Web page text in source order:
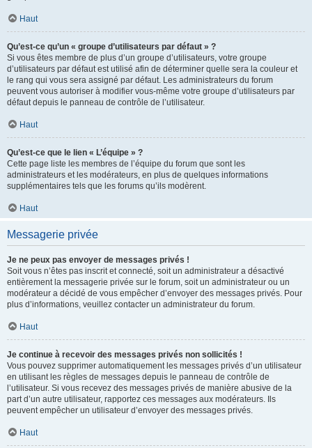
Haut
Qu’est-ce qu’un « groupe d’utilisateurs par défaut » ?
Si vous êtes membre de plus d’un groupe d’utilisateurs, votre groupe
d’utilisateurs par défaut est utilisé afin de déterminer quelle sera la couleur et
le rang qui vous sera assigné par défaut. Les administrateurs du forum
peuvent vous autoriser à modifier vous-même votre groupe d’utilisateurs par
défaut depuis le panneau de contrôle de l’utilisateur.
Haut
Qu’est-ce que le lien « L’équipe » ?
Cette page liste les membres de l’équipe du forum que sont les
administrateurs et les modérateurs, en plus de quelques informations
supplémentaires tels que les forums qu’ils modèrent.
Haut
Messagerie privée
Je ne peux pas envoyer de messages privés !
Soit vous n’êtes pas inscrit et connecté, soit un administrateur a désactivé
entièrement la messagerie privée sur le forum, soit un administrateur ou un
modérateur a décidé de vous empêcher d’envoyer des messages privés. Pour
plus d’informations, veuillez contacter un administrateur du forum.
Haut
Je continue à recevoir des messages privés non sollicités !
Vous pouvez supprimer automatiquement les messages privés d’un utilisateur
en utilisant les règles de messages depuis le panneau de contrôle de
l’utilisateur. Si vous recevez des messages privés de manière abusive de la
part d’un autre utilisateur, rapportez ces messages aux modérateurs. Ils
peuvent empêcher un utilisateur d’envoyer des messages privés.
Haut